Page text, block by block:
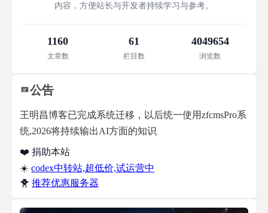
内容，方便站长与开发者持续学习与参考。
1160
文章数
61
栏目数
4049654
浏览数
公告
王明昌博客已完成系统迁移，以后统一使用zfcmsPro系
统,2026将持续输出AI方面的知识
❤️ 捐助本站
☀️ codex中转站,超低价,试运营中
🐥 推荐优惠服务器